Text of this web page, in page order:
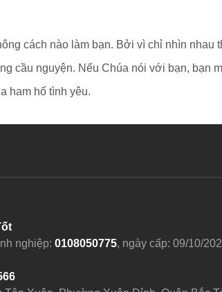
cách nào làm bạn. Bởi vì chỉ nhìn nhau
cầu nguyện. Nếu Chúa nói với bạn, bạn
ham hố tình yêu.
nghiệp: 0108050775, ngày cấp: 09/10/